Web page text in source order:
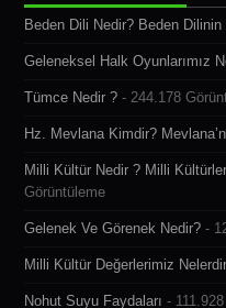
Beden Dili Nedir? Beden Dilinin
Geleneksel Halk Oyunlarımız
Tümce Nedir ? - 244.178
Hz. Mevlana Kimdir?
Milli Kültür Nedir ? Milli
Görüntüleme
Gelenek Ve Görenek Nedir? -
Milli Kültür Değerlerimiz
Nohut Suyu Faydaları -